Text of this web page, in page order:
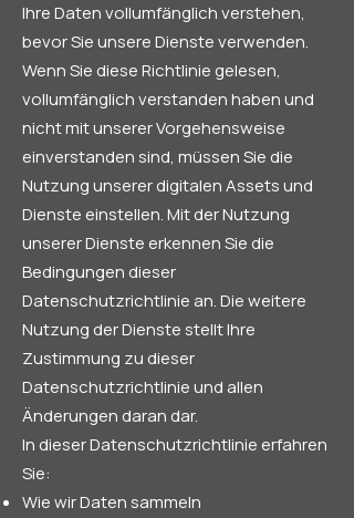
Ihre Daten vollumfänglich verstehen,
bevor Sie unsere Dienste verwenden.
Wenn Sie diese Richtlinie gelesen,
vollumfänglich verstanden haben und
nicht mit unserer Vorgehensweise
einverstanden sind, müssen Sie die
Nutzung unserer digitalen Assets und
Dienste einstellen. Mit der Nutzung
unserer Dienste erkennen Sie die
Bedingungen dieser
Datenschutzrichtlinie an. Die weitere
Nutzung der Dienste stellt Ihre
Zustimmung zu dieser
Datenschutzrichtlinie und allen
Änderungen daran dar.
In dieser Datenschutzrichtlinie erfahren
Sie:
Wie wir Daten sammeln